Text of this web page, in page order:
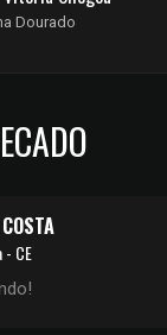
Dourado
- CE